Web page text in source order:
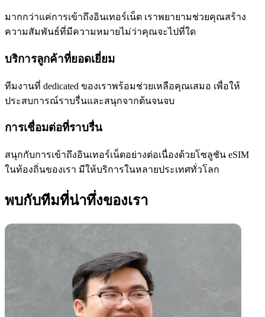
มากกว่าแค่การเข้าถึงอินเทอร์เน็ต เราพยายามช่วยคุณสร้าง
ความสัมพันธ์ที่มีความหมายไม่ว่าคุณจะไปที่ใด
บริการลูกค้าที่ยอดเยี่ยม
ทีมงานที่ dedicated ของเราพร้อมช่วยเหลือคุณเสมอ เพื่อให้
ประสบการณ์ราบรื่นและสนุกจากต้นจนจบ
การเชื่อมต่อที่ราบรื่น
สนุกกับการเข้าถึงอินเทอร์เน็ตอย่างต่อเนื่องด้วยโซลูชัน eSIM
ในท้องถิ่นของเรา มีให้บริการในหลายประเทศทั่วโลก
พบกับทีมที่น่าทึ่งของเรา